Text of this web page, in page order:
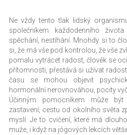
Ne vždy tento tlak lidský
společníkem každodenního
spěchání, nestíhání. Mnohdy si to
si, že má vše pod kontrolou, že vše
pomalu vytrácet radost, člověk se
přítomnosti, přestává si užívat
času se mohou objevit
hormonální nerovnováhou, pocity
Účinným pomocníkem může
zastavení, cestu od okolního světa
myslí. Je to cvičení, které má
muže, i když na jógových lekcích